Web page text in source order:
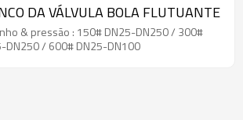
DA VÁLVULA BOLA FLUTUANTE
& pressão : 150# DN25-DN250 / 300#
DN250 / 600# DN25-DN100